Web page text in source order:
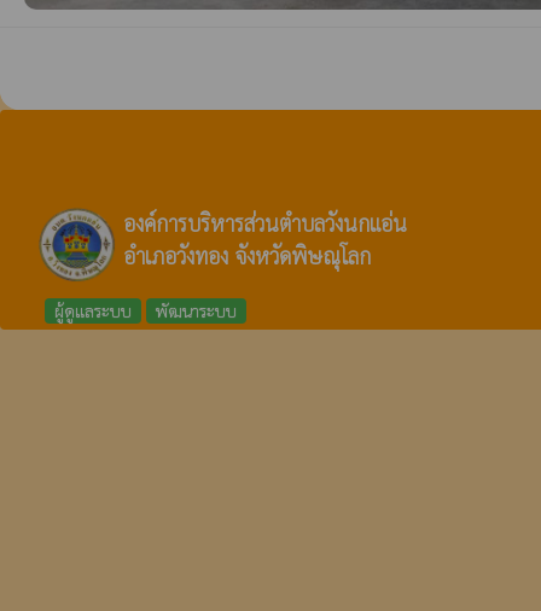
องค์การบริหารส่วนตำบลวังนกแอ่น
อำเภอวังทอง จังหวัดพิษณุโลก
ผู้ดูแลระบบ พัฒนาระบบ